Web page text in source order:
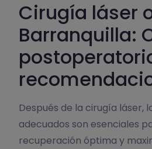
Cirugía láser
Barranquilla:
Después de la cirugía láser,
adecuados son esenciales
recuperación óptima y